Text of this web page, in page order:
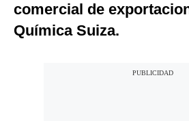
comercial de
Química Suiza.